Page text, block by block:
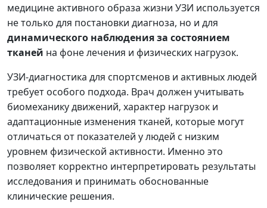
медицине активного образа жизни УЗИ используется
не только для постановки диагноза, но и для
динамического наблюдения за состоянием
тканей на фоне лечения и физических нагрузок.
УЗИ-диагностика для спортсменов и активных людей
требует особого подхода. Врач должен учитывать
биомеханику движений, характер нагрузок и
адаптационные изменения тканей, которые могут
отличаться от показателей у людей с низким
уровнем физической активности. Именно это
позволяет корректно интерпретировать результаты
исследования и принимать обоснованные
клинические решения.